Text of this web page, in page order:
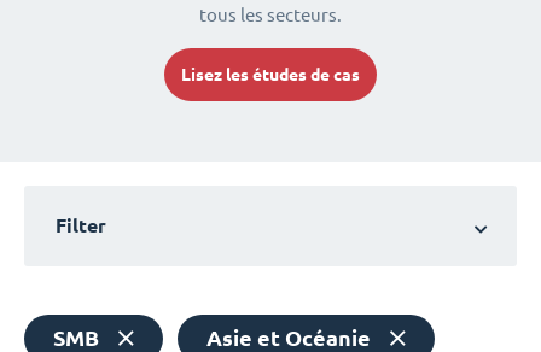
tous les secteurs.
Lisez les études de cas
Filter
SMB Asie et Océanie